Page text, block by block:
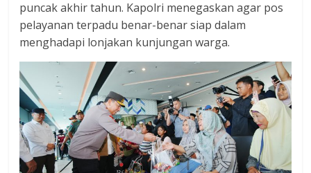
berimbang.
puncak akhir tahun. Kapolri menegaskan agar pos
pelayanan terpadu benar-benar siap dalam
menghadapi lonjakan kunjungan warga.